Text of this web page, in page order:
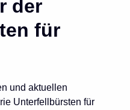
der
für
und aktuellen
Unterfellbürsten für